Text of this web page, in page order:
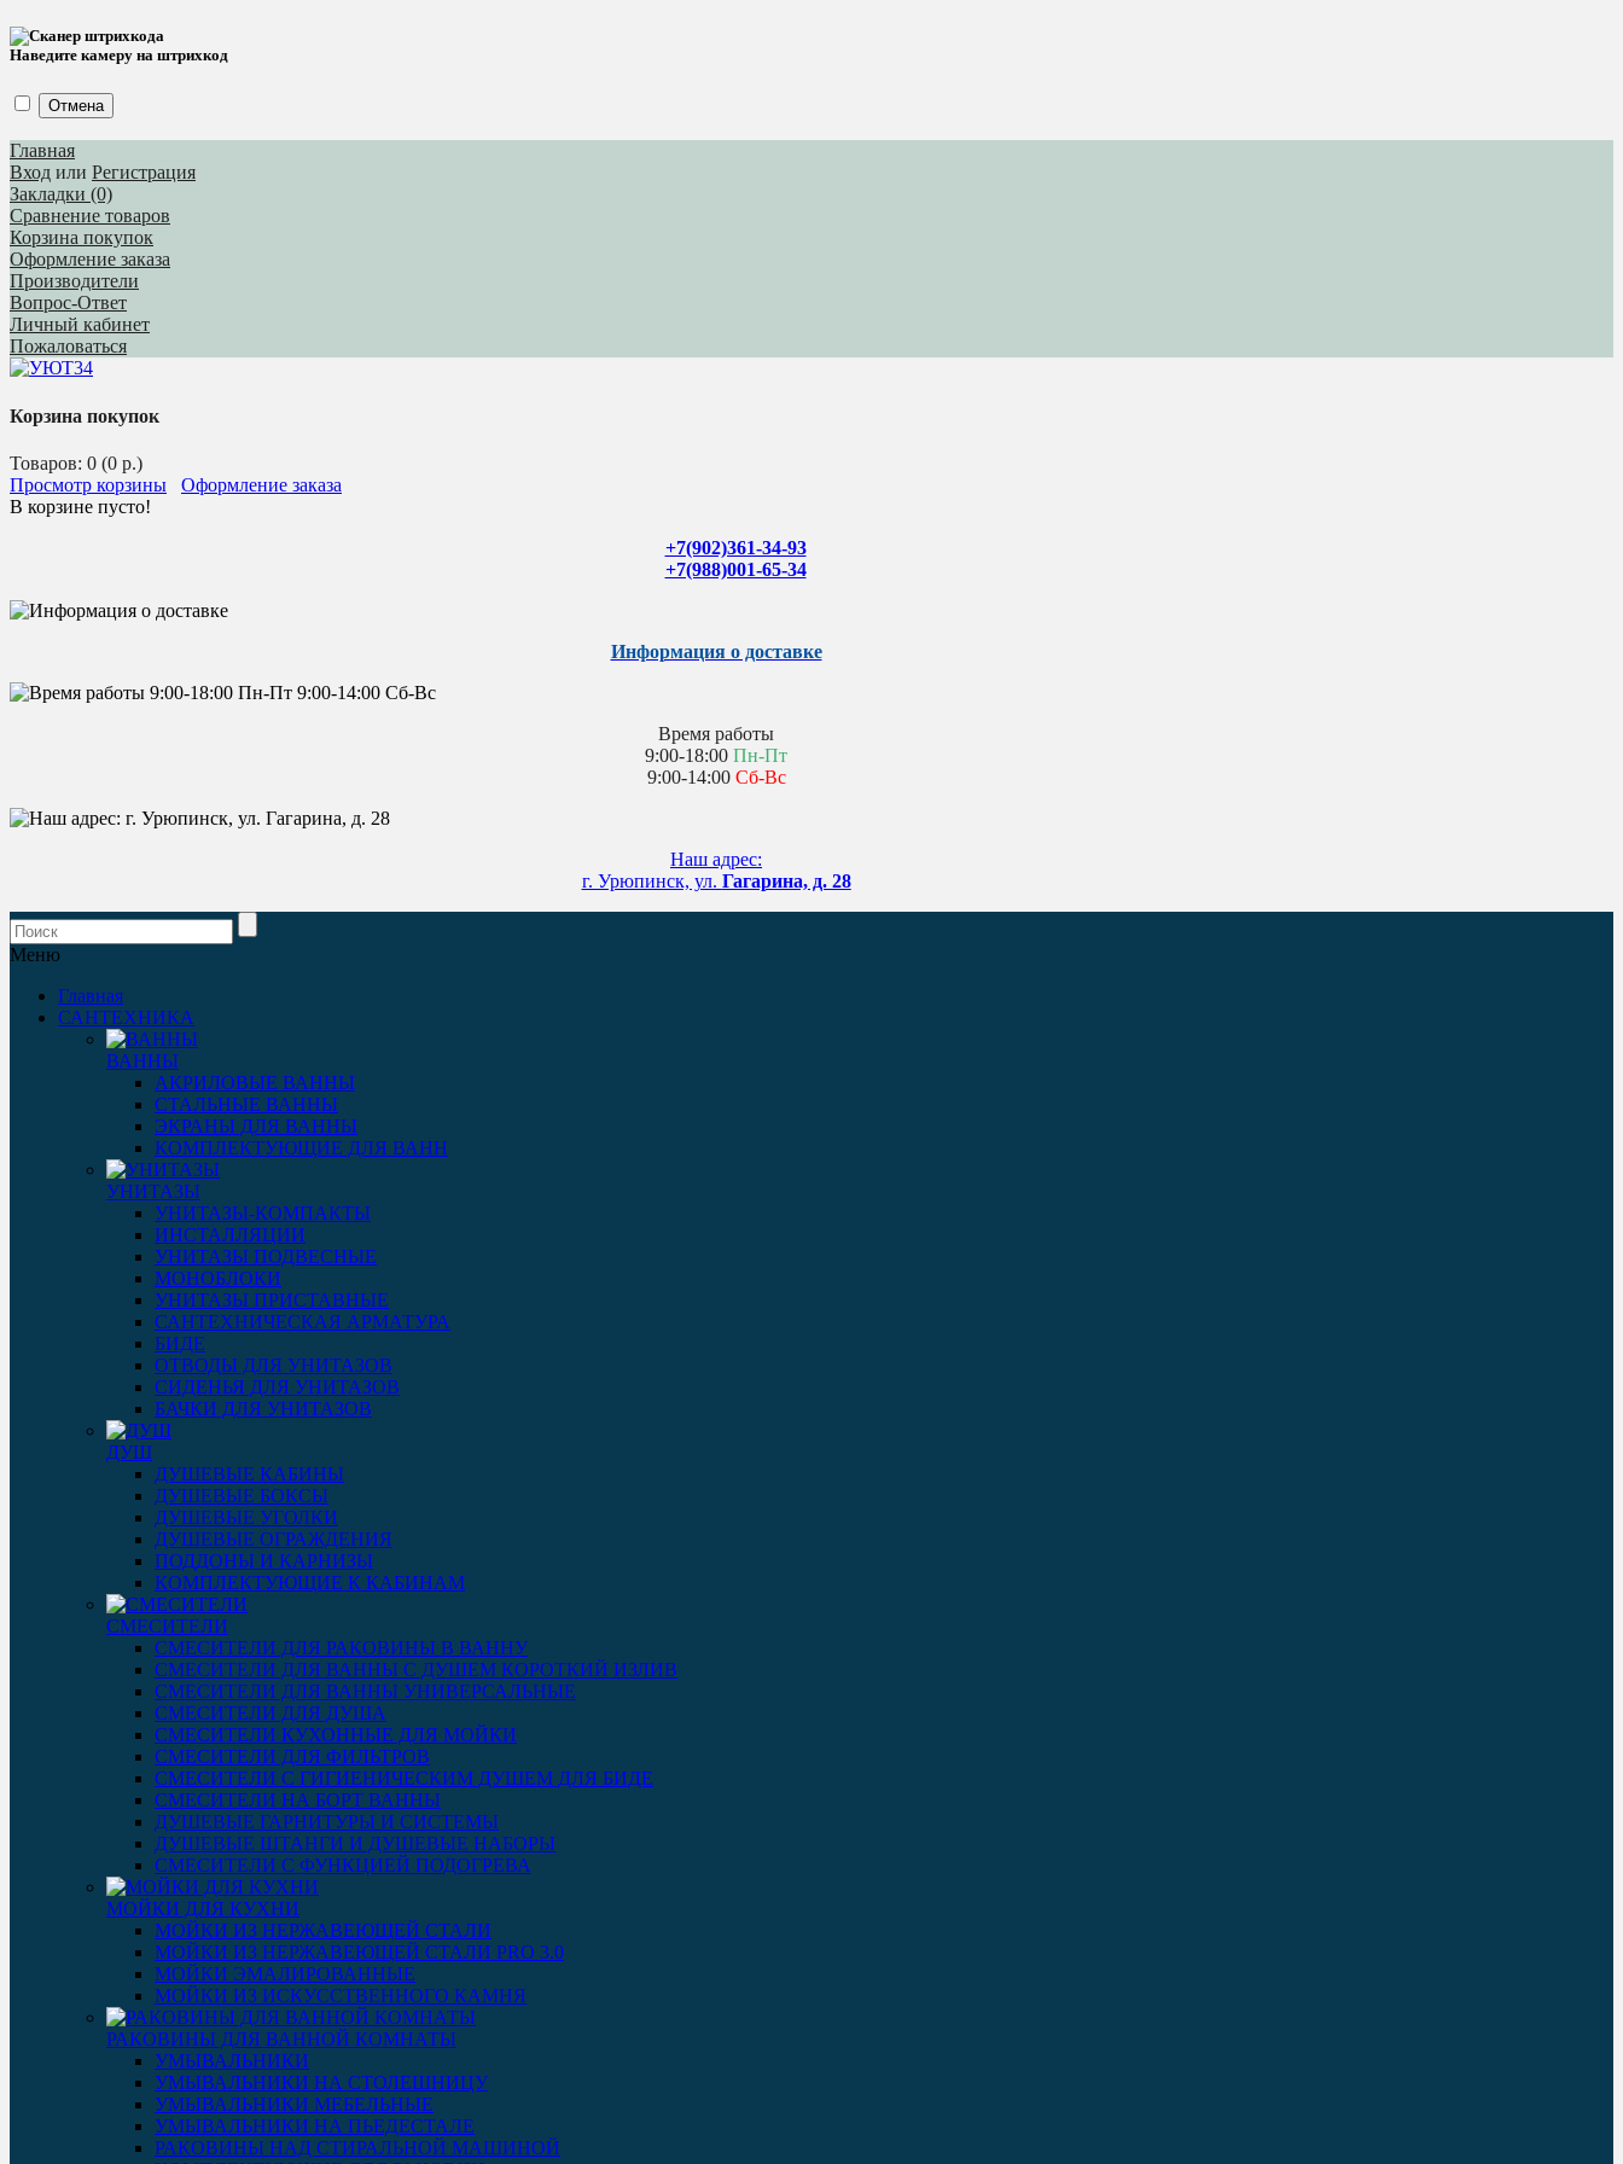
Наведите камеру на штрихкод
Отмена
Главная
Вход или Регистрация
Закладки (0)
Сравнение товаров
Корзина покупок
Оформление заказа
Производители
Вопрос-Ответ
Личный кабинет
Пожаловаться
Корзина покупок
Товаров: 0 (0 р.)
Просмотр корзины
Оформление заказа
В корзине пусто!
+7(902)361-34-93
+7(988)001-65-34
Информация о доставке
Время работы
9:00-18:00 Пн-Пт
9:00-14:00 Сб-Вс
Наш адрес:
г. Урюпинск, ул. Гагарина, д. 28
Меню
Главная
САНТЕХНИКА
ВАННЫ
АКРИЛОВЫЕ ВАННЫ
СТАЛЬНЫЕ ВАННЫ
ЭКРАНЫ ДЛЯ ВАННЫ
КОМПЛЕКТУЮЩИЕ ДЛЯ ВАНН
УНИТАЗЫ
УНИТАЗЫ-КОМПАКТЫ
ИНСТАЛЛЯЦИИ
УНИТАЗЫ ПОДВЕСНЫЕ
МОНОБЛОКИ
УНИТАЗЫ ПРИСТАВНЫЕ
САНТЕХНИЧЕСКАЯ АРМАТУРА
БИДЕ
ОТВОДЫ ДЛЯ УНИТАЗОВ
СИДЕНЬЯ ДЛЯ УНИТАЗОВ
БАЧКИ ДЛЯ УНИТАЗОВ
ДУШ
ДУШЕВЫЕ КАБИНЫ
ДУШЕВЫЕ БОКСЫ
ДУШЕВЫЕ УГОЛКИ
ДУШЕВЫЕ ОГРАЖДЕНИЯ
ПОДДОНЫ И КАРНИЗЫ
КОМПЛЕКТУЮЩИЕ К КАБИНАМ
СМЕСИТЕЛИ
СМЕСИТЕЛИ ДЛЯ РАКОВИНЫ В ВАННУ
СМЕСИТЕЛИ ДЛЯ ВАННЫ С ДУШЕМ КОРОТКИЙ ИЗЛИВ
СМЕСИТЕЛИ ДЛЯ ВАННЫ УНИВЕРСАЛЬНЫЕ
СМЕСИТЕЛИ ДЛЯ ДУША
СМЕСИТЕЛИ КУХОННЫЕ ДЛЯ МОЙКИ
СМЕСИТЕЛИ ДЛЯ ФИЛЬТРОВ
СМЕСИТЕЛИ С ГИГИЕНИЧЕСКИМ ДУШЕМ ДЛЯ БИДЕ
СМЕСИТЕЛИ НА БОРТ ВАННЫ
ДУШЕВЫЕ ГАРНИТУРЫ И СИСТЕМЫ
ДУШЕВЫЕ ШТАНГИ И ДУШЕВЫЕ НАБОРЫ
СМЕСИТЕЛИ С ФУНКЦИЕЙ ПОДОГРЕВА
МОЙКИ ДЛЯ КУХНИ
МОЙКИ ИЗ НЕРЖАВЕЮЩЕЙ СТАЛИ
МОЙКИ ИЗ НЕРЖАВЕЮЩЕЙ СТАЛИ PRO 3.0
МОЙКИ ЭМАЛИРОВАННЫЕ
МОЙКИ ИЗ ИСКУССТВЕННОГО КАМНЯ
РАКОВИНЫ ДЛЯ ВАННОЙ КОМНАТЫ
УМЫВАЛЬНИКИ
УМЫВАЛЬНИКИ НА СТОЛЕШНИЦУ
УМЫВАЛЬНИКИ МЕБЕЛЬНЫЕ
УМЫВАЛЬНИКИ НА ПЬЕДЕСТАЛЕ
РАКОВИНЫ НАД СТИРАЛЬНОЙ МАШИНОЙ